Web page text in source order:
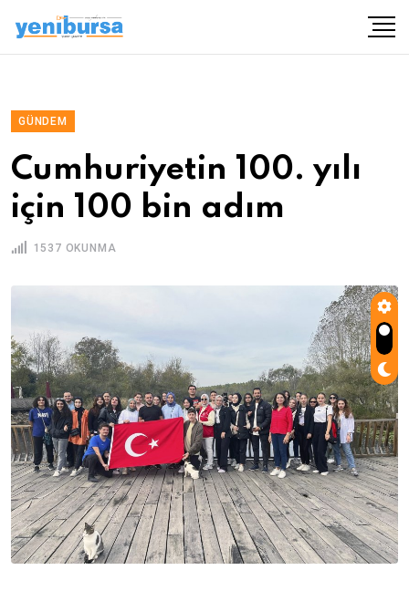
GÜNDEM
Cumhuriyetin 100. yılı
için 100 bin adım
1537 OKUNMA